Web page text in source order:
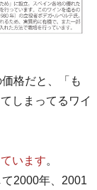
格だと、「も
しまってるワイ
います。
2000年、2001